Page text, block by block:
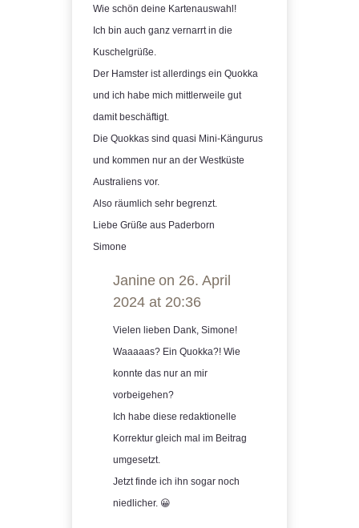
Wie schön deine Kartenauswahl!
Ich bin auch ganz vernarrt in die
Kuschelgrüße.
Der Hamster ist allerdings ein Quokka
und ich habe mich mittlerweile gut
damit beschäftigt.
Die Quokkas sind quasi Mini-Kängurus
und kommen nur an der Westküste
Australiens vor.
Also räumlich sehr begrenzt.
Liebe Grüße aus Paderborn
Simone
Janine on 26. April
2024 at 20:36
Vielen lieben Dank, Simone!
Waaaaas? Ein Quokka?! Wie
konnte das nur an mir
vorbeigehen?
Ich habe diese redaktionelle
Korrektur gleich mal im Beitrag
umgesetzt.
Jetzt finde ich ihn sogar noch
niedlicher. 😀